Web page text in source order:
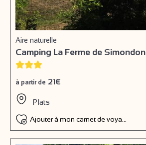
Aire naturelle
Camping La Ferme de Simondon
à partir de 21€
Plats
Ajouter à mon carnet de voyage